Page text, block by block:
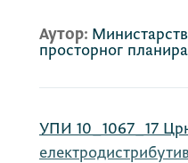
Аутор:
просторног
УПИ 10_1067_17